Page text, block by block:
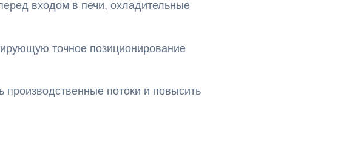
входом в печи, охладительные
точное позиционирование
производственные потоки и повысить